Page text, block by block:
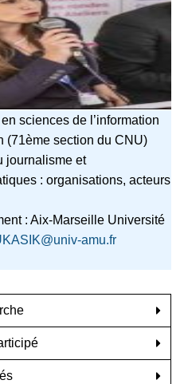
sciences de l’information
(71ème section du CNU)
journalisme et
: organisations, acteurs
: Aix-Marseille Université
amu.fr